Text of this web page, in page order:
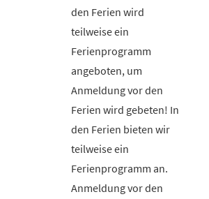
den Ferien wird
teilweise ein
Ferienprogramm
angeboten, um
Anmeldung vor den
Ferien wird gebeten! In
den Ferien bieten wir
teilweise ein
Ferienprogramm an.
Anmeldung vor den